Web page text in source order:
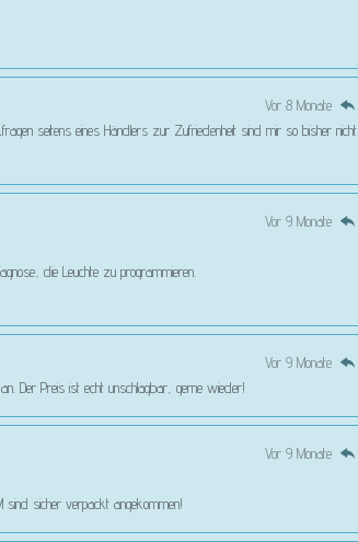
Vor 8 Monate
seitens eines Händlers zur Zufriedenheit sind mir so bisher nicht
Vor 9 Monate
die Leuchte zu programmieren.
Vor 9 Monate
Der Preis ist echt unschlagbar, gerne wieder!
Vor 9 Monate
sind sicher verpackt angekommen!